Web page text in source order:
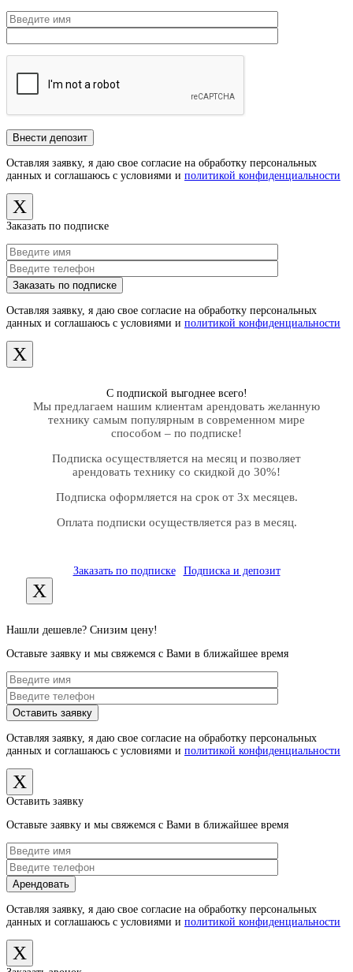
Оставляя заявку, я даю свое согласие на обработку персональных
данных и соглашаюсь с условиями и политикой конфиденциальности
X
Заказать по подписке
Оставляя заявку, я даю свое согласие на обработку персональных
данных и соглашаюсь с условиями и политикой конфиденциальности
X
С подпиской выгоднее всего!
Мы предлагаем нашим клиентам арендовать желанную
технику самым популярным в современном мире
способом – по подписке!
Подписка осуществляется на месяц и позволяет
арендовать технику со скидкой до 30%!
Подписка оформляется на срок от 3х месяцев.
Оплата подписки осуществляется раз в месяц.
Заказать по подписке Подписка и депозит
X
Нашли дешевле? Снизим цену!
Оставьте заявку и мы свяжемся с Вами в ближайшее время
Оставляя заявку, я даю свое согласие на обработку персональных
данных и соглашаюсь с условиями и политикой конфиденциальности
X
Оставить заявку
Оставьте заявку и мы свяжемся с Вами в ближайшее время
Оставляя заявку, я даю свое согласие на обработку персональных
данных и соглашаюсь с условиями и политикой конфиденциальности
X